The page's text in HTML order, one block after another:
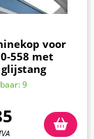
voor
558 met
9